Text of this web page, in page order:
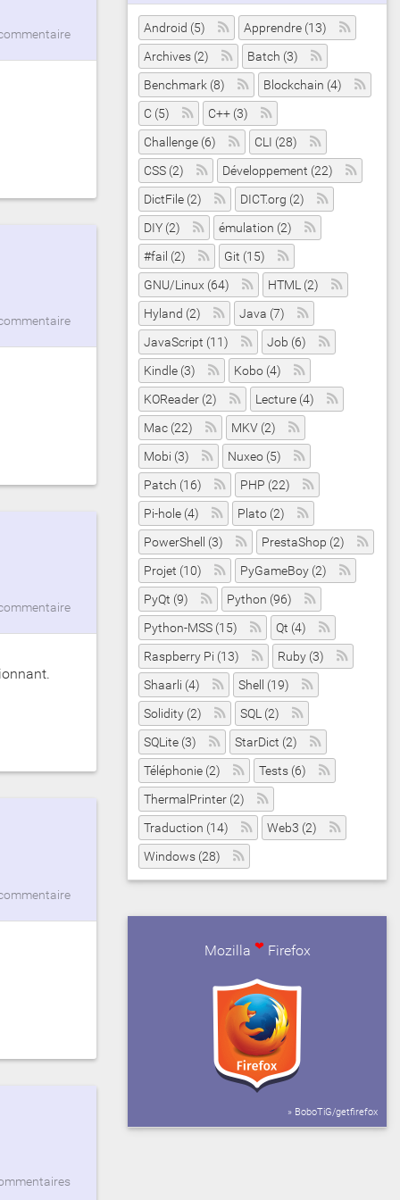
Android (5)
Apprendre (13)
Archives (2)
Batch (3)
Benchmark (8)
Blockchain (4)
C (5)
C++ (3)
Challenge (6)
CLI (28)
CSS (2)
Développement (22)
DictFile (2)
DICT.org (2)
DIY (2)
émulation (2)
#fail (2)
Git (15)
GNU/Linux (64)
HTML (2)
Hyland (2)
Java (7)
JavaScript (11)
Job (6)
Kindle (3)
Kobo (4)
KOReader (2)
Lecture (4)
Mac (22)
MKV (2)
Mobi (3)
Nuxeo (5)
Patch (16)
PHP (22)
Pi-hole (4)
Plato (2)
PowerShell (3)
PrestaShop (2)
Projet (10)
PyGameBoy (2)
PyQt (9)
Python (96)
Python-MSS (15)
Qt (4)
Raspberry Pi (13)
Ruby (3)
Shaarli (4)
Shell (19)
Solidity (2)
SQL (2)
SQLite (3)
StarDict (2)
Téléphonie (2)
Tests (6)
ThermalPrinter (2)
Traduction (14)
Web3 (2)
Windows (28)
Mozilla ❤ Firefox
» BoboTiG/getfirefox